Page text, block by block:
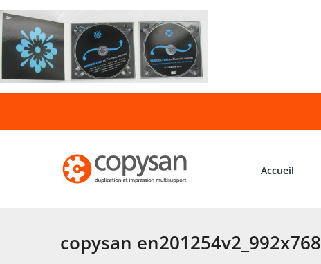
Passer
au
contenu
Accueil
copysan en201254v2_992x768